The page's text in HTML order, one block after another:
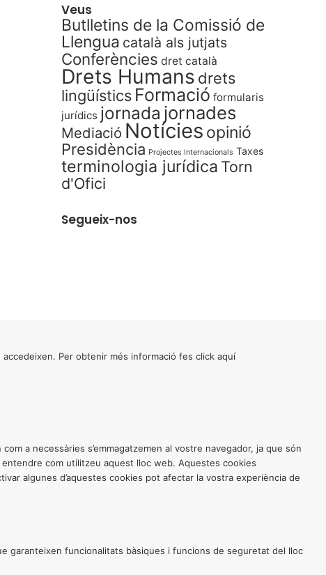
Veus
Butlletins de la Comissió de
Llengua català als jutjats
Conferències dret català
Drets Humans drets
lingüístics Formació formularis
jurídics jornada jornades
Mediació Notícies opinió
Presidència Projectes Internacionals Taxes
terminologia jurídica Torn
d'Ofici
Segueix-nos
Per obtenir més informació fes click aquí
a necessàries s’emmagatzemen al vostre navegador, ja que són
com utilitzeu aquest lloc web. Aquestes cookies
algunes d’aquestes cookies pot afectar la vostra experiència de
garanteixen funcionalitats bàsiques i funcions de seguretat del lloc